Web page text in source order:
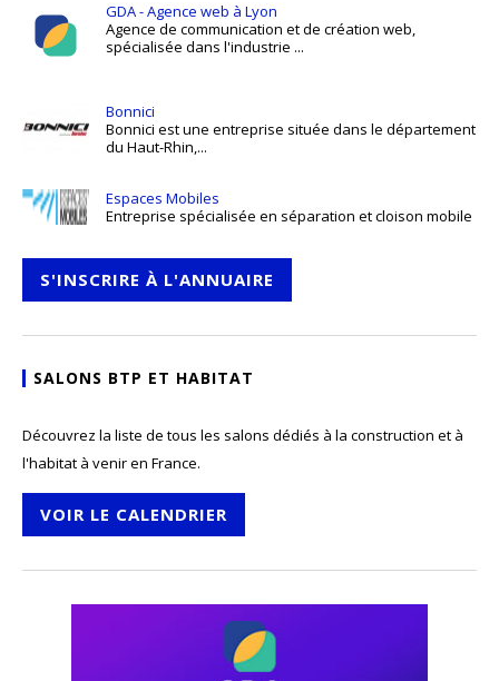
GDA - Agence web à Lyon
Agence de communication et de création web,
spécialisée dans l'industrie ...
Bonnici
Bonnici est une entreprise située dans le département
du Haut-Rhin,...
Espaces Mobiles
Entreprise spécialisée en séparation et cloison mobile
S'INSCRIRE À L'ANNUAIRE
SALONS BTP ET HABITAT
Découvrez la liste de tous les salons dédiés à la construction et à
l'habitat à venir en France.
VOIR LE CALENDRIER